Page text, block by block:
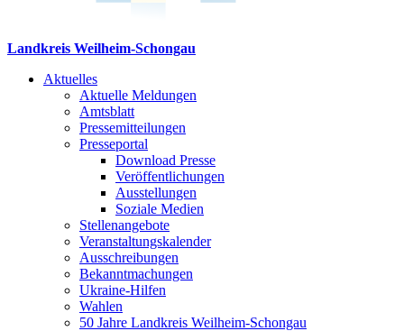
Landkreis Weilheim-Schongau
Aktuelles
Aktuelle Meldungen
Amtsblatt
Pressemitteilungen
Presseportal
Download Presse
Veröffentlichungen
Ausstellungen
Soziale Medien
Stellenangebote
Veranstaltungskalender
Ausschreibungen
Bekanntmachungen
Ukraine-Hilfen
Wahlen
50 Jahre Landkreis Weilheim-Schongau